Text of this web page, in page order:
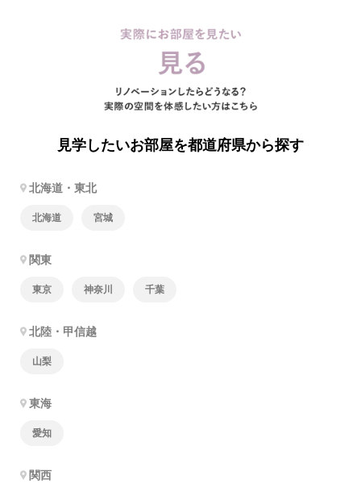
見学したいお部屋を都道府県から探す
北海道・東北
北海道 宮城
関東
東京 神奈川 千葉
北陸・甲信越
山梨
東海
愛知
関西